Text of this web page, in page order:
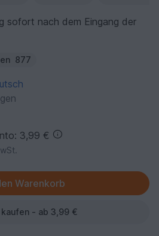
sofort nach dem Eingang der
877
3,99 €
- ab 3,99 €